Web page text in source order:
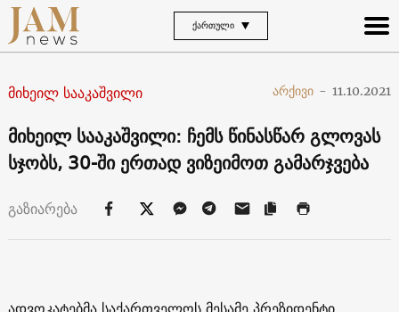
ᲥᲐᲠᲗᲣᲚᲘ
მიხეილ სააკაშვილი არქივი - 11.10.2021
მიხეილ სააკაშვილი: ჩემს წინასწარ გლოვას
სჯობს, 30-ში ერთად ვიზეიმოთ გამარჯვება
გაზიარება